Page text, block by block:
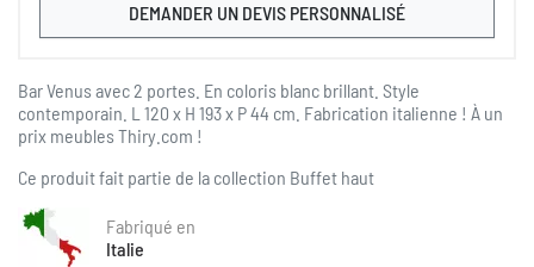
DEMANDER UN DEVIS PERSONNALISÉ
Bar Venus avec 2 portes. En coloris blanc brillant. Style
contemporain. L 120 x H 193 x P 44 cm . Fabrication italienne ! À un
prix meubles Thiry.com !
Ce produit fait partie de la collection Buffet haut
Fabriqué en
Italie